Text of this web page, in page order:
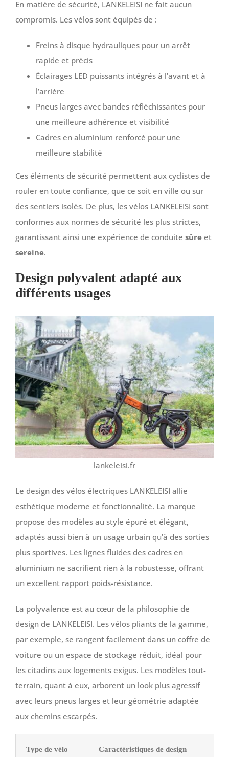
En matière de sécurité, LANKELEISI ne fait aucun
compromis. Les vélos sont équipés de :
Freins à disque hydrauliques pour un arrêt
rapide et précis
Éclairages LED puissants intégrés à l’avant et à
l’arrière
Pneus larges avec bandes réfléchissantes pour
une meilleure adhérence et visibilité
Cadres en aluminium renforcé pour une
meilleure stabilité
Ces éléments de sécurité permettent aux cyclistes de
rouler en toute confiance, que ce soit en ville ou sur
des sentiers isolés. De plus, les vélos LANKELEISI sont
conformes aux normes de sécurité les plus strictes,
garantissant ainsi une expérience de conduite sûreet
sereine.
Design polyvalent adapté aux
différents usages
lankeleisi.fr
Le design des vélos électriques LANKELEISI allie
esthétique moderne et fonctionnalité. La marque
propose des modèles au style épuré et élégant,
adaptés aussi bien à un usage urbain qu’à des sorties
plus sportives. Les lignes fluides des cadres en
aluminium ne sacrifient rien à la robustesse, offrant
un excellent rapport poids-résistance.
La polyvalence est au cœur de la philosophie de
design de LANKELEISI. Les vélos pliants de la gamme,
par exemple, se rangent facilement dans un coffre de
voiture ou un espace de stockage réduit, idéal pour
les citadins aux logements exigus. Les modèles tout-
terrain, quant à eux, arborent un look plus agressif
avec leurs pneus larges et leur géométrie adaptée
aux chemins escarpés.
Type de vélo Caractéristiques de design